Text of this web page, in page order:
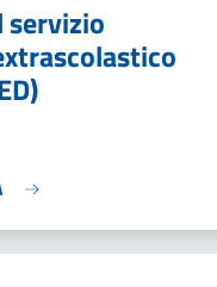
servizio